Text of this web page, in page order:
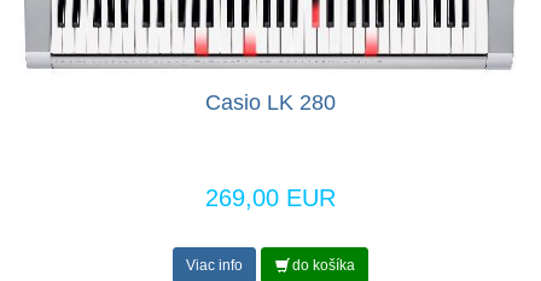
Casio LK 280
269,00 EUR
Viac info do košíka